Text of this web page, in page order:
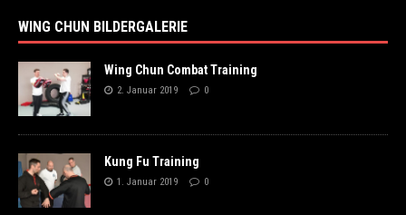
WING CHUN BILDERGALERIE
Wing Chun Combat Training
2. Januar 2019 0
Kung Fu Training
1. Januar 2019 0